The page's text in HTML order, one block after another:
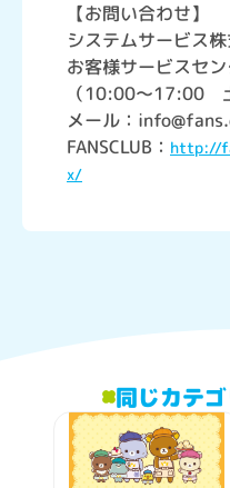
【お問い合わせ】
システムサービス
お客様サービスセ
（10:00～17:00
メール：
FANSCLUB： http://
x/
同じカテ